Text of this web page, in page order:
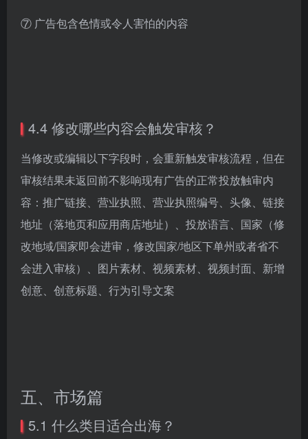
⑦ 广告包含色情或令人害怕的内容
4.4 修改哪些内容会触发审核？
当修改或编辑以下字段时，会重新触发审核流程，但在
审核结果未返回前不影响现有广告的正常投放触审内
容：推广链接、营业执照、营业执照编号、头像、链接
地址（落地页和应用商店地址）、投放语言、国家（修
改地域/国家即会进审，修改国家/地区下单州或者省不
会进入审核）、图片素材、视频素材、视频封面、新增
创意、创意标题、行为引导文案
五、市场篇
5.1 什么类目适合出海？